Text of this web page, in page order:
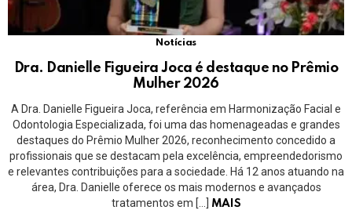
Notícias
Dra. Danielle Figueira Joca é destaque no Prêmio
Mulher 2026
A Dra. Danielle Figueira Joca, referência em Harmonização Facial e
Odontologia Especializada, foi uma das homenageadas e grandes
destaques do Prêmio Mulher 2026, reconhecimento concedido a
profissionais que se destacam pela excelência, empreendedorismo
e relevantes contribuições para a sociedade. Há 12 anos atuando na
área, Dra. Danielle oferece os mais modernos e avançados
tratamentos em […]
MAIS